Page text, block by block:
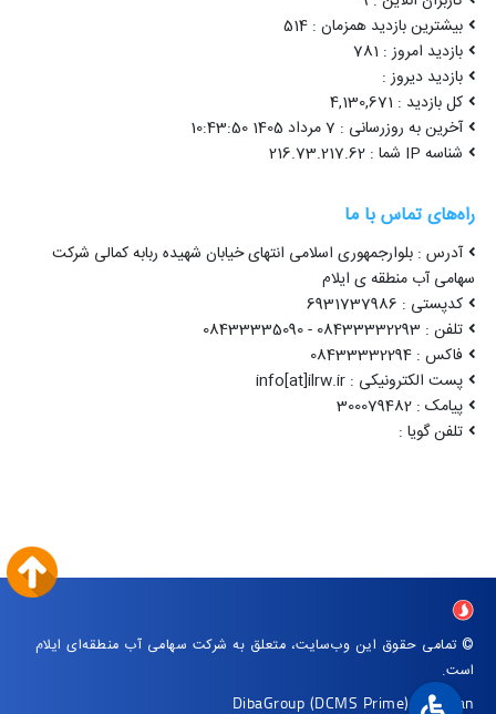
بیشترین بازدید همزمان : 514
بازدید امروز : 781
بازدید دیروز :
کل بازدید : 4,130,671
آخرین به روزرسانی : 7 مرداد 1405 10:43:50
شناسه IP شما : 216.73.217.62
راه‌های تماس با ما
آدرس : بلوارجمهوری اسلامی انتهای خیابان شهیده ربابه کمالی شرکت
سهامی آب منطقه ی ایلام
کدپستی : 6931737986
تلفن : 08433332293 - 08433335090
فاکس : 08433332294
پست الکترونیکی : info[at]ilrw.ir
پیامک : 300079482
تلفن گویا :
© تمامی حقوق این وب‌سایت، متعلق به شرکت سهامی آب منطقه‌ای ایلام
است.
DibaGroup (DCMS Prime)|Arvan